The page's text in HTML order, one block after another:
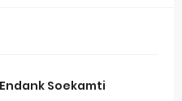
Soekamti